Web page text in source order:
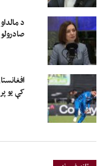
د
کې یو